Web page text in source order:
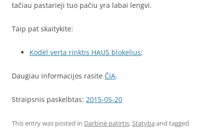
tačiau pastarieji tuo pačiu yra labai lengvi.
Taip pat skaitykite:
Kodėl verta rinktis HAUS blokelius;
Daugiau informacijos rasite ČIA.
Straipsnis paskelbtas: 2015-05-20
This entry was posted in Darbinė patirtis,Statyba and tagged